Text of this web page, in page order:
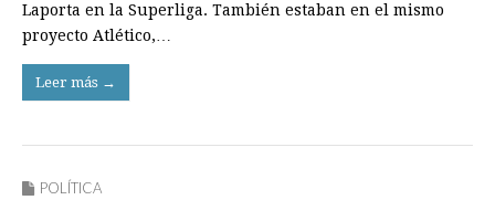
Laporta en la Superliga. También estaban en el mismo
proyecto Atlético,…
Leer más →
POLÍTICA